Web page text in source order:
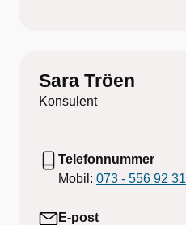
Sara Tröen
Konsulent
Telefonnummer
Mobil: 073 - 556 92 31
E-post